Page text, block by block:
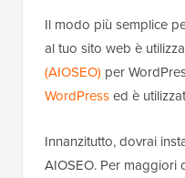
Il modo più semplice
al tuo sito web è
(AIOSEO) per
WordPressed è
Innanzitutto, dovrai
AIOSEO. Per maggiori